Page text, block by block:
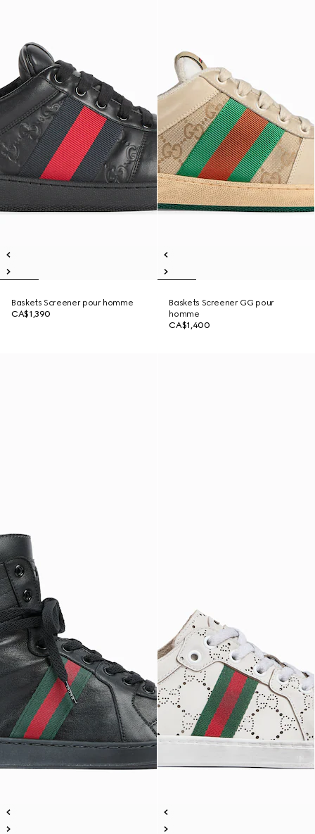
Baskets Screener pour homme
CA$1,390
Baskets Screener GG pour
homme
CA$1,400